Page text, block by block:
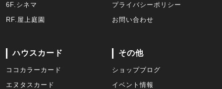
6F.シネマ
RF.屋上庭園
プライバシーポリシー
お問い合わせ
ハウスカード
ココカラーカード
エヌタスカード
その他
ショップブログ
イベント情報